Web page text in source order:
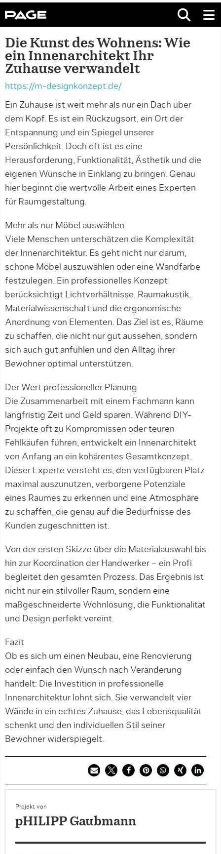
Die Kunst des Wohnens: Wie
ein Innenarchitekt Ihr
Zuhause verwandelt
https://m-designkonzept.de/
Ein Zuhause ist weit mehr als nur ein Dach über
dem Kopf. Es ist ein Rückzugsort, ein Ort der
Entspannung und ein Spiegel unserer
Persönlichkeit. Doch oft ist es eine
Herausforderung, Funktionalität, Ästhetik und die
eigenen Wünsche in Einklang zu bringen. Genau
hier beginnt die wertvolle Arbeit eines Experten
für Raumgestaltung.
Mehr als nur Möbel auswählen
Viele Menschen unterschätzen die Komplexität
der Innenarchitektur. Es geht nicht nur darum,
schöne Möbel auszuwählen oder eine Wandfarbe
festzulegen. Ein professionelles Konzept
berücksichtigt Lichtverhältnisse, Raumakustik,
Materialwissenschaft und die ergonomische
Anordnung von Elementen. Das Ziel ist es, Räume
zu schaffen, die nicht nur gut aussehen, sondern
sich auch gut anfühlen und den Alltag ihrer
Bewohner optimal unterstützen.
Der Wert professioneller Planung
Die Zusammenarbeit mit einem Fachmann kann
langfristig Zeit und Geld sparen. Während DIY-
Projekte oft zu Kompromissen oder teuren
Fehlkäufen führen, entwickelt ein Innenarchitekt
von Anfang an ein kohärentes Gesamtkonzept.
Dieser Experte versteht es, den verfügbaren Platz
maximal auszunutzen, verborgene Potenziale
eines Raumes zu erkennen und eine Atmosphäre
zu schaffen, die genau auf die Bedürfnisse des
Kunden zugeschnitten ist.
Von der ersten Skizze über die Materialauswahl bis
hin zur Koordination der Handwerker – ein Profi
begleitet den gesamten Prozess. Das Ergebnis ist
nicht nur ein stilvoller Raum, sondern eine
maßgeschneiderte Wohnlösung, die Funktionalität
und Design perfekt vereint.
Fazit
Ob es sich um einen Neubau, eine Renovierung
oder einfach den Wunsch nach Veränderung
handelt: Die Investition in professionelle
Innenarchitektur lohnt sich. Sie verwandelt vier
Wände in ein echtes Zuhause, das Lebensqualität
schenkt und den individuellen Stil seiner
Bewohner widerspiegelt.
Projekt von
pHILIPP Gaubmann